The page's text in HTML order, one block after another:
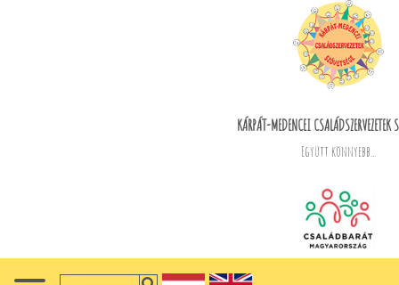
KÁRPÁT-MEDENCEI CSALÁDSZERVEZETEK
Együtt könnyebb...